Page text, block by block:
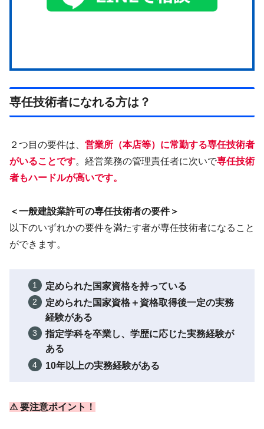
専任技術者になれる方は？
２つ目の要件は、 営業所（本店等）に常勤する専任技術者
がいることです。経営業務の管理責任者に次いで専任技術
者もハードルが高いです。
＜一般建設業許可の専任技術者の要件＞
以下のいずれかの要件を満たす者が専任技術者になること
ができます。
定められた国家資格を持っている
定められた国家資格＋資格取得後一定の実務
経験がある
指定学科を卒業し、学歴に応じた実務経験が
ある
10年以上の実務経験がある
⚠ 要注意ポイント！